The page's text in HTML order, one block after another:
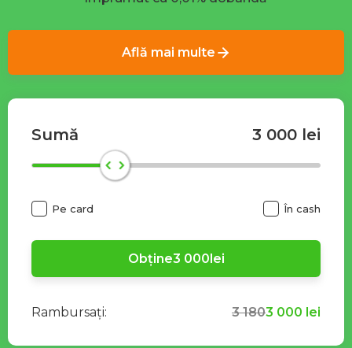
Află mai multe
Sumă 3 000 lei
Pe card În cash
Obține3 000lei
Rambursați: 3 1803 000 lei